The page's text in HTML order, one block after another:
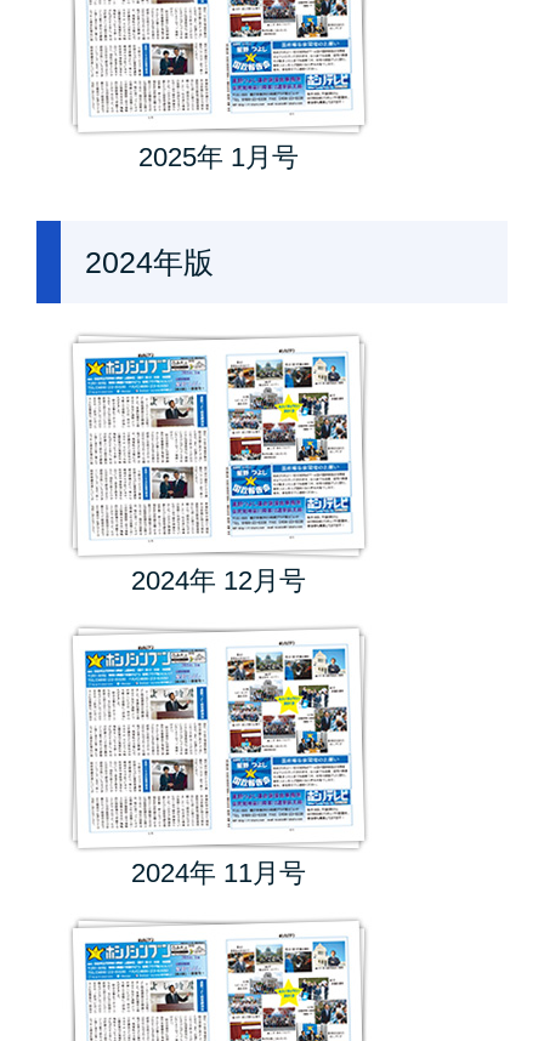
2025年 1月号
2024年版
2024年 12月号
2024年 11月号